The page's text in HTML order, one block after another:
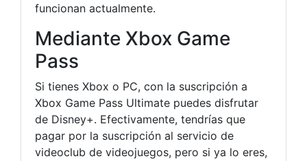
funcionan actualmente.
Mediante Xbox Game
Pass
Si tienes Xbox o PC, con la suscripción a
Xbox Game Pass Ultimate puedes disfrutar
de Disney+. Efectivamente, tendrías que
pagar por la suscripción al servicio de
videoclub de videojuegos, pero si ya lo eres,